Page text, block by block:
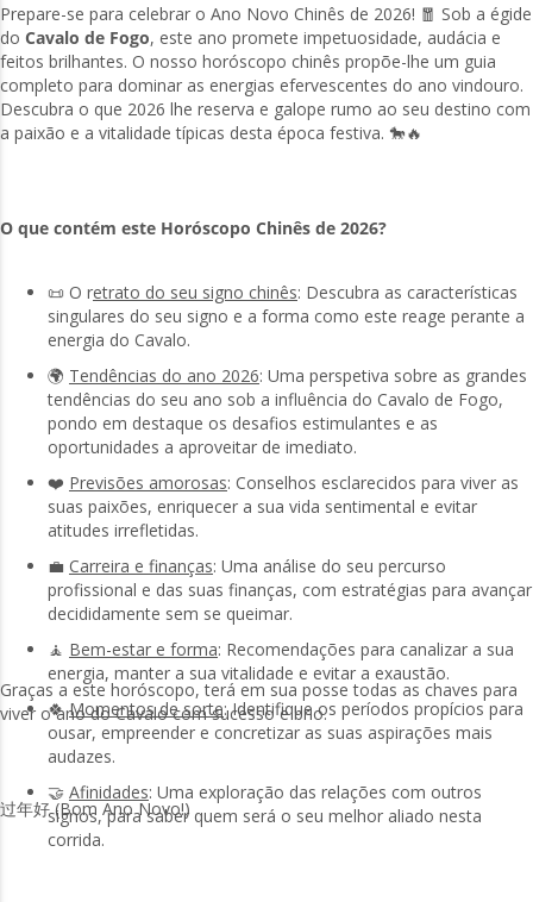
Prepare-se para celebrar o Ano Novo Chinês de 2026! 🧧 Sob a égide
do Cavalo de Fogo, este ano promete impetuosidade, audácia e
feitos brilhantes. O nosso horóscopo chinês propõe-lhe um guia
completo para dominar as energias efervescentes do ano vindouro.
Descubra o que 2026 lhe reserva e galope rumo ao seu destino com
a paixão e a vitalidade típicas desta época festiva. 🐎🔥
O que contém este Horóscopo Chinês de 2026?
📜 O retrato do seu signo chinês: Descubra as características
singulares do seu signo e a forma como este reage perante a
energia do Cavalo.
🌍 Tendências do ano 2026: Uma perspetiva sobre as grandes
tendências do seu ano sob a influência do Cavalo de Fogo,
pondo em destaque os desafios estimulantes e as
oportunidades a aproveitar de imediato.
❤️ Previsões amorosas: Conselhos esclarecidos para viver as
suas paixões, enriquecer a sua vida sentimental e evitar
atitudes irrefletidas.
💼 Carreira e finanças: Uma análise do seu percurso
profissional e das suas finanças, com estratégias para avançar
decididamente sem se queimar.
🧘 Bem-estar e forma: Recomendações para canalizar a sua
energia, manter a sua vitalidade e evitar a exaustão.
🍀Momentos de sorte: Identifique os períodos propícios para
ousar, empreender e concretizar as suas aspirações mais
audazes.
🤝 Afinidades: Uma exploração das relações com outros
signos, para saber quem será o seu melhor aliado nesta
corrida.
Graças a este horóscopo, terá em sua posse todas as chaves para
viver o ano do Cavalo com sucesso e brio.
过年好 (Bom Ano Novo!)